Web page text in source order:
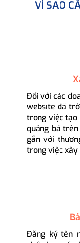
VÌ SAO
Đối với các
website đã
trong việc tạo
quảng bá
gắn với
trong việc xây
Đăng ký tên